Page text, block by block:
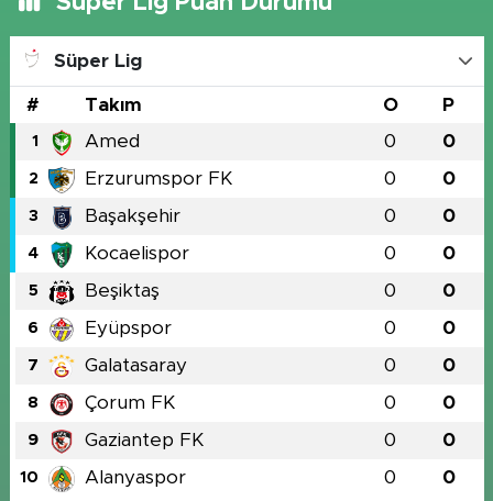
Süper Lig
# Takım O P
1 Amed 0 0
2 Erzurumspor FK 0 0
3 Başakşehir 0 0
4 Kocaelispor 0 0
5 Beşiktaş 0 0
6 Eyüpspor 0 0
7 Galatasaray 0 0
8 Çorum FK 0 0
9 Gaziantep FK 0 0
10 Alanyaspor 0 0